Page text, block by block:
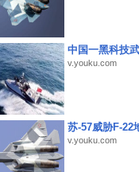
中国一黑科技
v.youku.com
苏-57威胁F-22
v.youku.com